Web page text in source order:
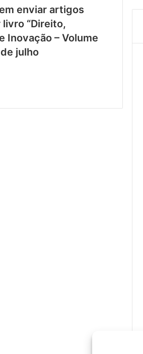
enviar artigos
“Direito,
Inovação – Volume
julho